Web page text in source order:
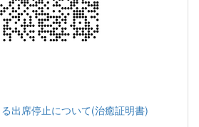
出席停止について(治癒証明書)